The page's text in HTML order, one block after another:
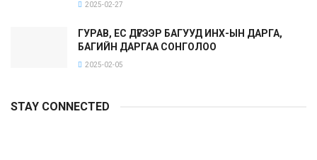
2025-02-27
ГУРАВ, ЕС ДҮГЭЭР БАГУУД ИНХ-ЫН ДАРГА,
БАГИЙН ДАРГАА СОНГОЛОО
2025-02-05
STAY CONNECTED